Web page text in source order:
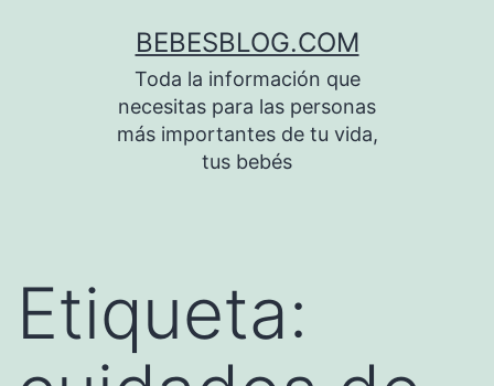
BEBESBLOG.COM
Toda la información que
necesitas para las personas
más importantes de tu vida,
tus bebés
Etiqueta: